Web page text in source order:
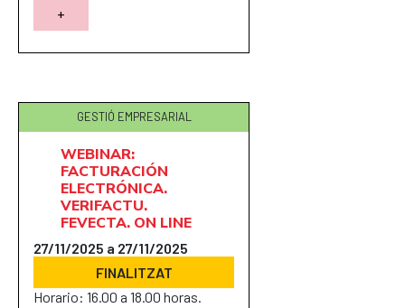
+
GESTIÓ EMPRESARIAL
WEBINAR:
FACTURACIÓN
ELECTRÓNICA.
VERIFACTU.
FEVECTA. ON LINE
27/11/2025 a 27/11/2025
FINALITZAT
Horario: 16.00 a 18.00 horas.